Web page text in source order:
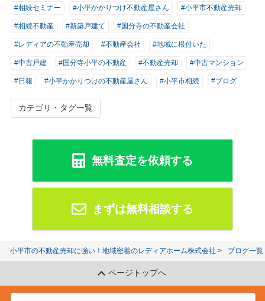
#相続セミナー #小平かかりつけ不動産屋さん #小平市不動産売却
#相続不動産 #新築戸建て #国分寺の不動産会社
#レディアの不動産売却 #不動産会社 #地域に根付いた
#中古戸建 #国分寺小平の不動産 #不動産売却 #中古マンション
#日報 #小平かかりつけの不動産屋さん #小平市相続 #ブログ
カテゴリ・タグ一覧
無料査定を依頼する
まずは無料相談する
小平市の不動産売却に強い！地域密着のレディアホーム株式会社 ブログ一覧
ページトップへ